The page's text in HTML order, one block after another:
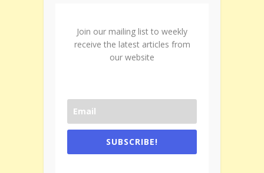
Join our mailing list to weekly
receive the latest articles from
our website
SUBSCRIBE!